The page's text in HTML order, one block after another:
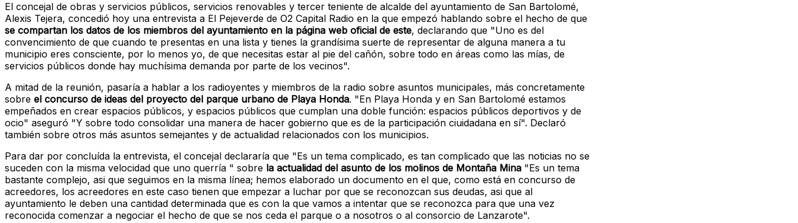
El concejal de obras y servicios públicos, servicios renovables y tercer teniente de alcalde del ayuntamiento de San Bartolomé,
Alexis Tejera, concedió hoy una entrevista a El Pejeverde de O2 Capital Radio en la que empezó hablando sobre el hecho de que
se compartan los datos de los miembros del ayuntamiento en la página web oficial de este, declarando que "Uno es del
convencimiento de que cuando te presentas en una lista y tienes la grandísima suerte de representar de alguna manera a tu
municipio eres consciente, por lo menos yo, de que necesitas estar al pie del cañón, sobre todo en áreas como las mías, de
servicios públicos donde hay muchísima demanda por parte de los vecinos".
A mitad de la reunión, pasaría a hablar a los radioyentes y miembros de la radio sobre asuntos municipales, más concretamente
sobre el concurso de ideas del proyecto del parque urbano de Playa Honda. "En Playa Honda y en San Bartolomé estamos
empeñados en crear espacios públicos, y espacios públicos que cumplan una doble función: espacios públicos deportivos y de
ocio" aseguró "Y sobre todo consolidar una manera de hacer gobierno que es de la participación ciuidadana en sí". Declaró
también sobre otros más asuntos semejantes y de actualidad relacionados con los municipios.
Para dar por concluída la entrevista, el concejal declararía que "Es un tema complicado, es tan complicado que las noticias no se
suceden con la misma velocidad que uno querría " sobre la actualidad del asunto de los molinos de Montaña Mina "Es un tema
bastante complejo, asi que seguimos en la misma línea; hemos elaborado un documento en el que, como está en concurso de
acreedores, los acreedores en este caso tienen que empezar a luchar por que se reconozcan sus deudas, asi que al
ayuntamiento le deben una cantidad determinada que es con la que vamos a intentar que se reconozca para que una vez
reconocida comenzar a negociar el hecho de que se nos ceda el parque o a nosotros o al consorcio de Lanzarote".